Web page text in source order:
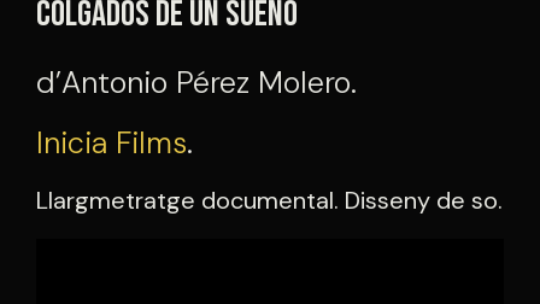
Colgados de un sueño
d’Antonio Pérez Molero.
Inicia Films.
Llargmetratge documental. Disseny de so.